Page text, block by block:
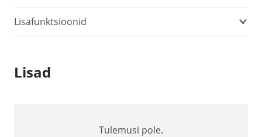
Lisafunktsioonid
Lisad
Tulemusi pole.